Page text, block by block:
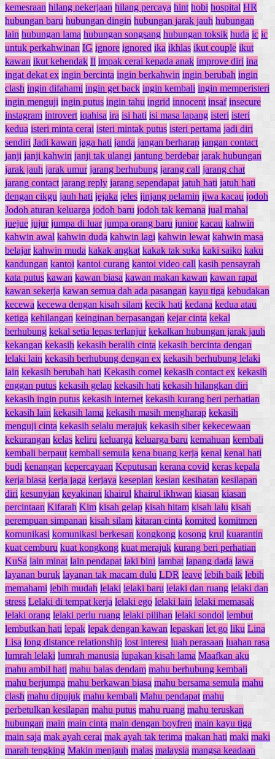
kemesraan hilang pekerjaan hilang percaya hint hobi hospital HR
hubungan baru hubungan dingin hubungan jarak jauh hubungan
lain hubungan lama hubungan songsang hubungan toksik huda ic ic
untuk perkahwinan IG ignore ignored ika ikhlas ikut couple ikut
kawan ikut kehendak Il impak cerai kepada anak improve diri ina
ingat dekat ex ingin bercinta ingin berkahwin ingin berubah ingin
clash ingin difahami ingin get back ingin kembali ingin memperisteri
ingin menguji ingin putus ingin tahu ingrid innocent insaf insecure
instagram introvert iqahisa ira isi hati isi masa lapang isteri isteri
kedua isteri minta cerai isteri mintak putus isteri pertama jadi diri
sendiri Jadi kawan jaga hati janda jangan berharap jangan contact
janji janji kahwin janji tak ulangi jantung berdebar jarak hubungan
jarak jauh jarak umur jarang berhubung jarang call jarang chat
jarang contact jarang reply jarang sependapat jatuh hati jatuh hati
dengan cikgu jauh hati jejaka jeles jinjang pelamin jiwa kacau jodoh
Jodoh aturan keluarga jodoh baru jodoh tak kemana jual mahal
juejue jujur jumpa di luar jumpa orang baru junior kacau kahwin
kahwin awal kahwin duda kahwin lagi kahwin lewat kahwin masa
belajar kahwin muda kakak angkat kakak tak suka kaki saiko kaku
kandungan kantoi kantoi curang kantoi video call kasih pensayrah
kata putus kawan kawan biasa kawan makan kawan kawan rapat
kawan sekerja kawan semua dah ada pasangan kayu tiga kebudakan
kecewa kecewa dengan kisah silam kecik hati kedana kedua atau
ketiga kehilangan keinginan berpasangan kejar cinta kekal
berhubung kekal setia lepas terlanjur kekalkan hubungan jarak jauh
kekangan kekasih kekasih beralih cinta kekasih bercinta dengan
lelaki lain kekasih berhubung dengan ex kekasih berhubung lelaki
lain kekasih berubah hati Kekasih comel kekasih contact ex kekasih
enggan putus kekasih gelap kekasih hati kekasih hilangkan diri
kekasih ingin putus kekasih internet kekasih kurang beri perhatian
kekasih lain kekasih lama kekasih masih mengharap kekasih
menguji cinta kekasih selalu merajuk kekasih siber kekecewaan
kekurangan kelas keliru keluarga keluarga baru kemahuan kembali
kembali berpaut kembali semula kena buang kerja kenal kenal hati
budi kenangan kepercayaan Keputusan kerana covid keras kepala
kerja biasa kerja jaga kerjaya kesepian kesian kesihatan kesilapan
diri kesunyian keyakinan khairul khairul ikhwan kiasan kiasan
percintaan Kifarah Kim kisah gelap kisah hitam kisah lalu kisah
perempuan simpanan kisah silam kitaran cinta komited komitmen
komunikasi komunikasi berkesan kongkong kosong krul kuarantin
kuat cemburu kuat kongkong kuat merajuk kurang beri perhatian
KuSa lain minat lain pendapat laki bini lambat lapang dada lawa
layanan buruk layanan tak macam dulu LDR leave lebih baik lebih
memahami lebih mudah lelaki lelaki baru lelaki dan ruang lelaki dan
stress Lelaki di tempat kerja lelaki ego lelaki lain lelaki memasak
lelaki orang lelaki perlu ruang lelaki pilihan lelaki sondol lembut
lembutkan hati lepak lepak dengan kawan lepaskan let go liku Lina
Lisa long distance relationship lost interest luah perasaan luahan rasa
lumrah lelaki lumrah manusia lupakan kisah lama Maafkan aku
mahu ambil hati mahu balas dendam mahu berhubung kembali
mahu berjumpa mahu berkawan biasa mahu bersama semula mahu
clash mahu dipujuk mahu kembali Mahu pendapat mahu
perbetulkan kesilapan mahu putus mahu ruang mahu teruskan
hubungan main main cinta main dengan boyfren main kayu tiga
main saja mak ayah cerai mak ayah tak terima makan hati maki maki
marah tengking Makin menjauh malas malaysia mangsa keadaan